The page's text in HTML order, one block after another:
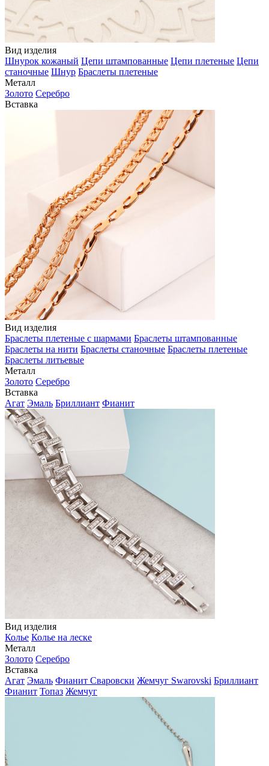
Вид изделия
Шнурок кожаный Цепи штампованные Цепи плетеные Цепи
станочные Шнур Браслеты плетеные
Металл
Золото Серебро
Вставка
Вид изделия
Браслеты плетеные с шармами Браслеты штампованные
Браслеты на нити Браслеты станочные Браслеты плетеные
Браслеты литьевые
Металл
Золото Серебро
Вставка
Агат Эмаль Бриллиант Фианит
Вид изделия
Колье Колье на леске
Металл
Золото Серебро
Вставка
Агат Эмаль Фианит Сваровски Жемчуг Swarovski Бриллиант
Фианит Топаз Жемчуг